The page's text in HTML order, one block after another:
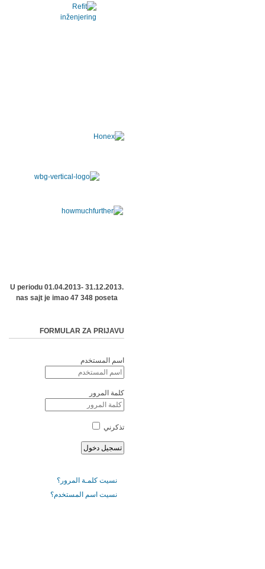
U periodu 01.04.2013- 31.12.2013.
nas sajt je imao 47 348 poseta
FORMULAR ZA PRIJAVU
اسم المستخدم
كلمة المرور
تذكرني
نسيت كلمـة المرور؟
نسيت اسم المستخدم؟